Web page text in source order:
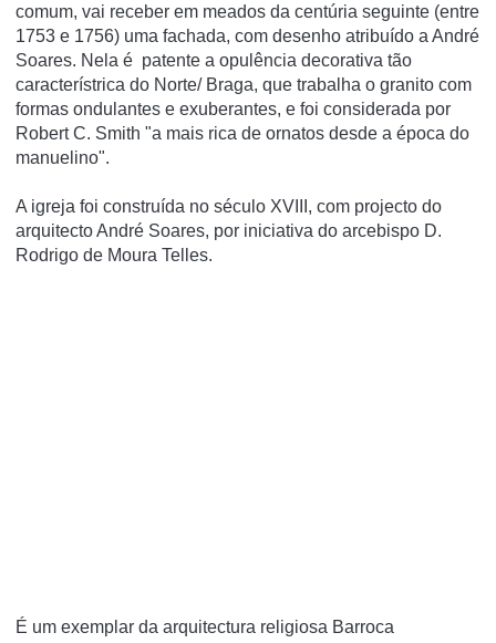
comum, vai receber em meados da centúria seguinte (entre
1753 e 1756) uma fachada, com desenho atribuído a André
Soares. Nela é patente a opulência decorativa tão
característrica do Norte/ Braga, que trabalha o granito com
formas ondulantes e exuberantes, e foi considerada por
Robert C. Smith "a mais rica de ornatos desde a época do
manuelino".
A igreja foi construí­da no século XVIII, com projecto do
arquitecto André Soares, por iniciativa do arcebispo D.
Rodrigo de Moura Telles.
É um exemplar da arquitectura religiosa Barroca